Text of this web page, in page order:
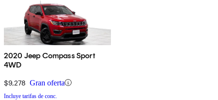
2020 Jeep Compass Sport
4WD
$9,278 Gran oferta
Incluye tarifas de conc.